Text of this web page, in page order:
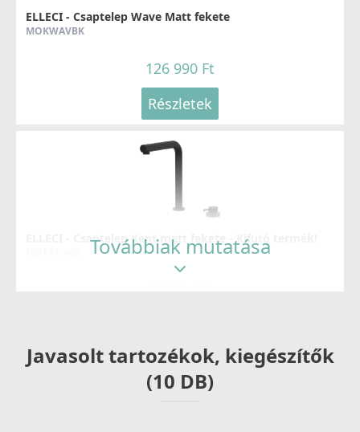
ELLECI - Csaptelep Wave Matt fekete
MOKWAVBK
126 990 Ft
Részletek
ELLECI - Csaptelep Kent matt fekete - Kifutó termék!
Továbbiak mutatása
Javasolt tartozékok, kiegészítők
(10 DB)